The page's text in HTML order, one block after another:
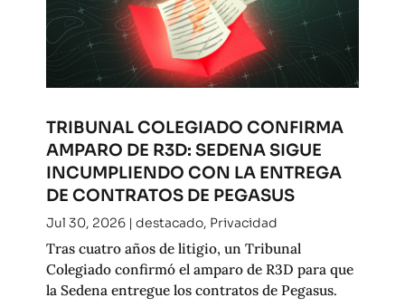
TRIBUNAL COLEGIADO CONFIRMA
AMPARO DE R3D: SEDENA SIGUE
INCUMPLIENDO CON LA ENTREGA
DE CONTRATOS DE PEGASUS
Jul 30, 2026| destacado, Privacidad
Tras cuatro años de litigio, un Tribunal
Colegiado confirmó el amparo de R3D para que
la Sedena entregue los contratos de Pegasus.